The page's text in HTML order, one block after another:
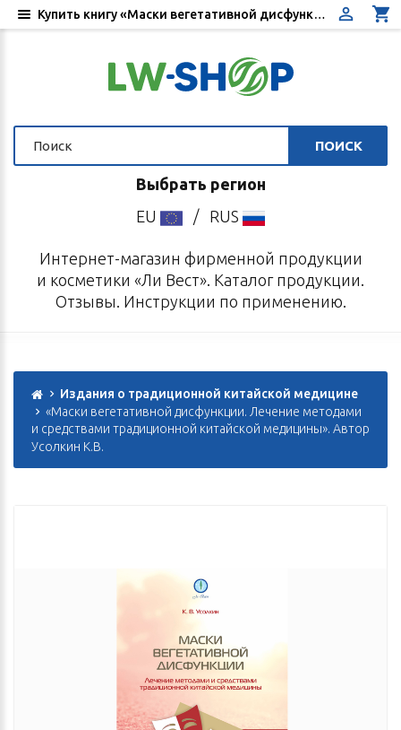
ПОИСК
Выбрать регион
EU
/ RUS
Интернет-магазин фирменной продукции
и косметики «Ли Вест». Каталог продукции.
Отзывы. Инструкции по применению.
Издания о традиционной китайской медицине
«Маски вегетативной дисфункции. Лечение методами
и средствами традиционной китайской медицины». Автор
Усолкин К.В.
Купить книгу «Маски вегетативной дисфункции. Лечение методами и средствами традиционной китайской медицины». Автор Усолкин К.В. - Цена, отзывы, инструкция по применению - Интернет-магазин «Ли Вест»